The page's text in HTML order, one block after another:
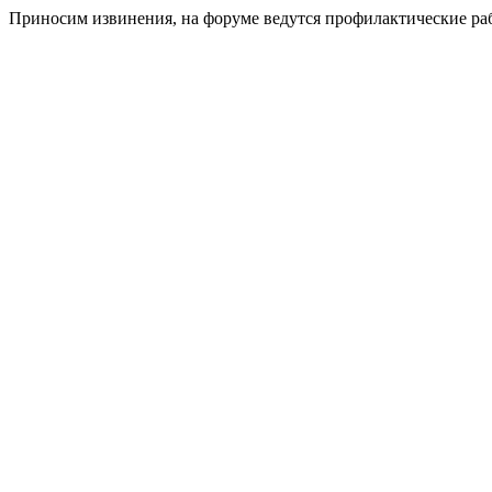
Приносим извинения, на форуме ведутся профилактические